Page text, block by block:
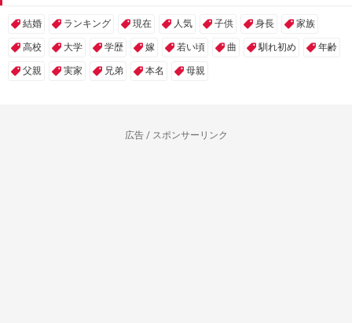
結婚 ランキング 現在 人気 子供 身長 家族
高校 大学 学歴 嫁 若い頃 曲 馴れ初め 年齢
父親 実家 兄弟 本名 母親
広告 / スポンサーリンク